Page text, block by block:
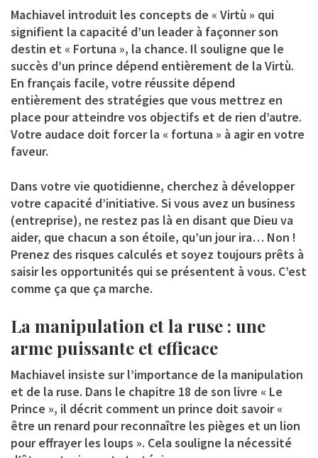
Machiavel introduit les concepts de « Virtù » qui
signifient la capacité d’un leader à façonner son
destin et « Fortuna », la chance. Il souligne que le
succès d’un prince dépend entièrement de la Virtù.
En français facile, votre réussite dépend
entièrement des stratégies que vous mettrez en
place pour atteindre vos objectifs et de rien d’autre.
Votre audace doit forcer la « fortuna » à agir en votre
faveur.
Dans votre vie quotidienne, cherchez à développer
votre capacité d’initiative. Si vous avez un business
(entreprise), ne restez pas là en disant que Dieu va
aider, que chacun a son étoile, qu’un jour ira… Non !
Prenez des risques calculés et soyez toujours prêts à
saisir les opportunités qui se présentent à vous. C’est
comme ça que ça marche.
La manipulation et la ruse : une
arme puissante et efficace
Machiavel insiste sur l’importance de la manipulation
et de la ruse. Dans le chapitre 18 de son livre « Le
Prince », il décrit comment un prince doit savoir «
être un renard pour reconnaître les pièges et un lion
pour effrayer les loups ». Cela souligne la nécessité